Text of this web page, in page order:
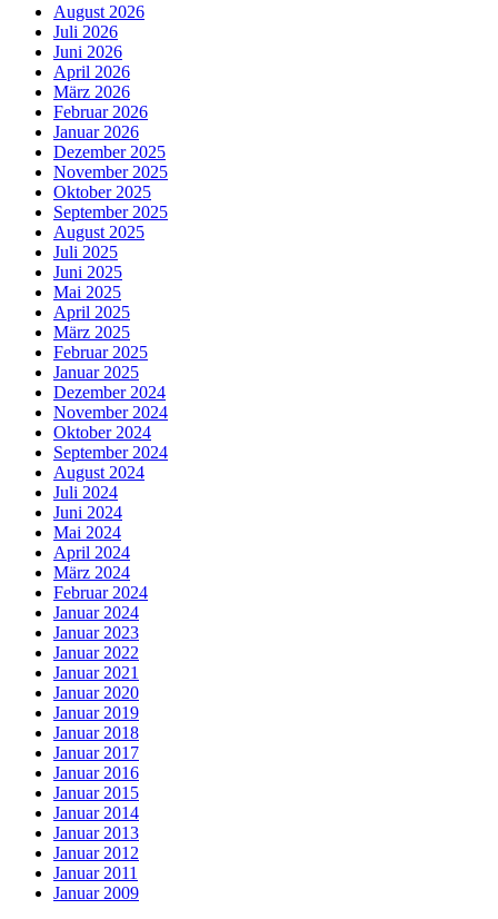
August 2026
Juli 2026
Juni 2026
April 2026
März 2026
Februar 2026
Januar 2026
Dezember 2025
November 2025
Oktober 2025
September 2025
August 2025
Juli 2025
Juni 2025
Mai 2025
April 2025
März 2025
Februar 2025
Januar 2025
Dezember 2024
November 2024
Oktober 2024
September 2024
August 2024
Juli 2024
Juni 2024
Mai 2024
April 2024
März 2024
Februar 2024
Januar 2024
Januar 2023
Januar 2022
Januar 2021
Januar 2020
Januar 2019
Januar 2018
Januar 2017
Januar 2016
Januar 2015
Januar 2014
Januar 2013
Januar 2012
Januar 2011
Januar 2009